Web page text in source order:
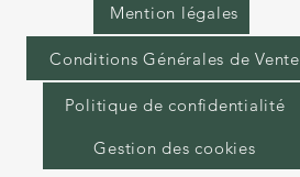
Mention légales
Conditions Générales de Vente
Politique de confidentialité
Gestion des cookies